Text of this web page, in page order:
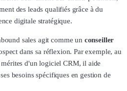
des leads qualifiés grâce à du
digitale stratégique.
sales agit comme un conseiller
dans sa réflexion. Par exemple, au
d'un logiciel CRM, il aide
besoins spécifiques en gestion de